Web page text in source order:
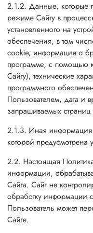
2.1.2. Данные, которые
режиме Сайту в
установленного на
обеспечения, в том
cookie, информация о
программе, с помощью
Сайту), технические
программного
Пользователем, дата и
запрашиваемых
2.1.3. Иная информация
которой
2.2. Настоящая
информации,
Сайта. Сайт не
обработку информации
Пользователь может
Сайте.